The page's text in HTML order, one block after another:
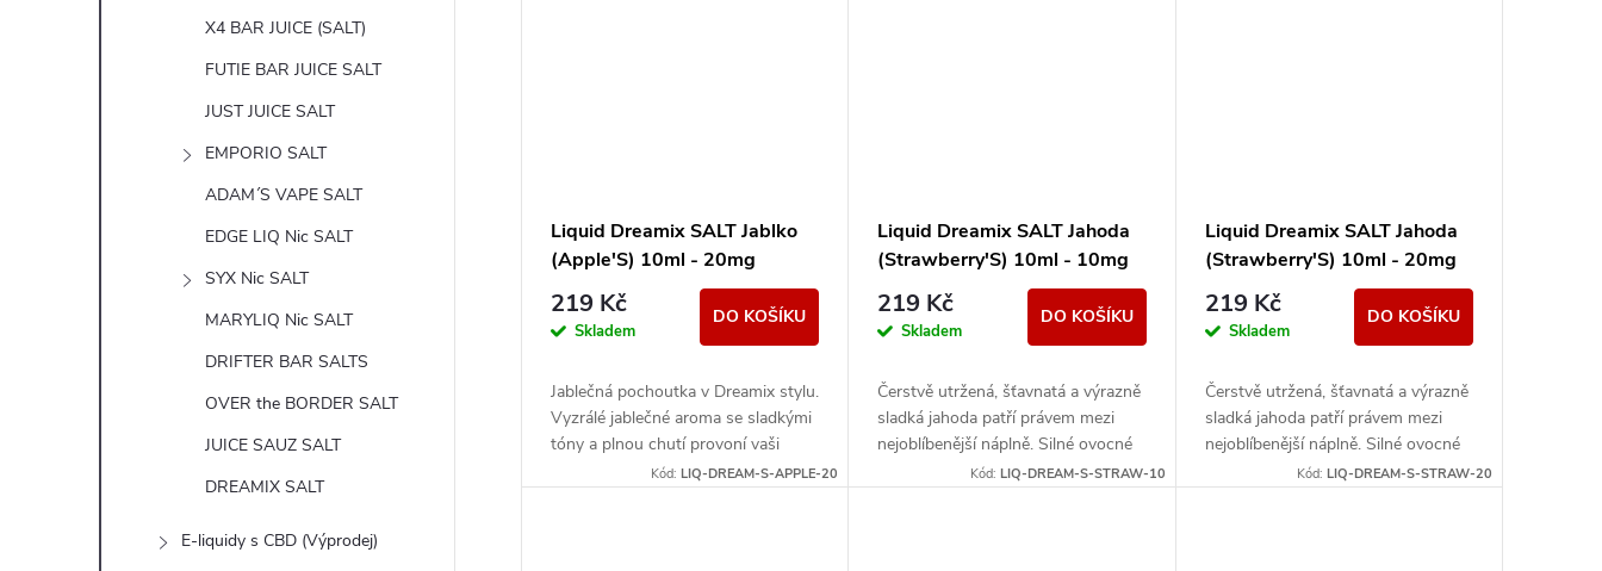
X4 BAR JUICE (SALT)
FUTIE BAR JUICE SALT
JUST JUICE SALT
EMPORIO SALT
ADAM´S VAPE SALT
EDGE LIQ Nic SALT
SYX Nic SALT
MARYLIQ Nic SALT
DRIFTER BAR SALTS
OVER the BORDER SALT
JUICE SAUZ SALT
DREAMIX SALT
E-liquidy s CBD (Výprodej)
Liquid Dreamix SALT Jablko
(Apple'S) 10ml - 20mg
219 Kč
Skladem
DO KOŠÍKU
Jablečná pochoutka v Dreamix stylu.
Vyzrálé jablečné aroma se sladkými
tóny a plnou chutí provoní vaši
každodenní rutinu.
Kód:LIQ-DREAM-S-APPLE-20
Liquid Dreamix SALT Jahoda
(Strawberry'S) 10ml - 10mg
219 Kč
Skladem
DO KOŠÍKU
Čerstvě utržená, šťavnatá a výrazně
sladká jahoda patří právem mezi
nejoblíbenější náplně. Silné ovocné
tóny zanechávají dlouhou a
Kód: LIQ-DREAM-S-STRAW-10
Liquid Dreamix SALT Jahoda
(Strawberry'S) 10ml - 20mg
219 Kč
Skladem
DO KOŠÍKU
Čerstvě utržená, šťavnatá a výrazně
sladká jahoda patří právem mezi
nejoblíbenější náplně. Silné ovocné
tóny zanechávají dlouhou a
Kód: LIQ-DREAM-S-STRAW-20